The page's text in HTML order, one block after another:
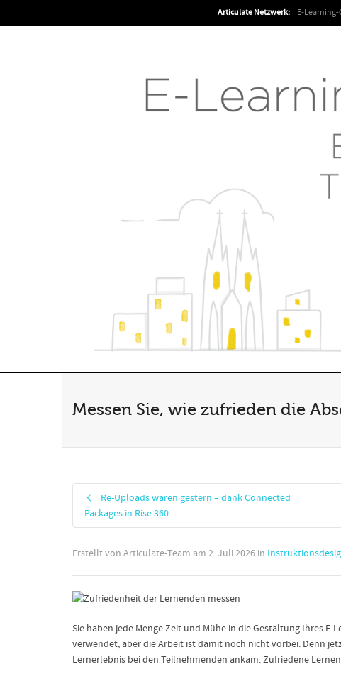
Articulate Netzwerk: E-
Messen Sie, wie zufrieden die
Re-Uploads waren gestern – dank Connected
Packages in Rise 360
Erstellt von Articulate-Team am 2. Juli 2026 in
Sie haben jede Menge Zeit und Mühe in die Gestaltung Ihres
verwendet, aber die Arbeit ist damit noch nicht vorbei. Denn
Lernerlebnis bei den Teilnehmenden ankam. Zufriedene